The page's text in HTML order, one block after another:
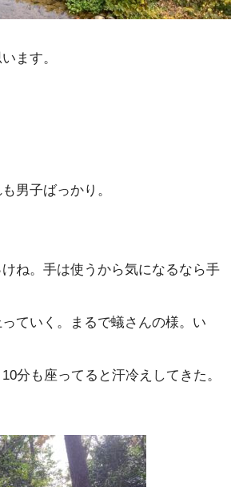
ます。
男子ばっかり。
ね。手は使うから気になるなら手
ていく。まるで蟻さんの様。い
分も座ってると汗冷えしてきた。